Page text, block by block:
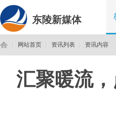
东陵新媒体
网站首页
›
资讯列表
›
资讯内容
汇聚暖流